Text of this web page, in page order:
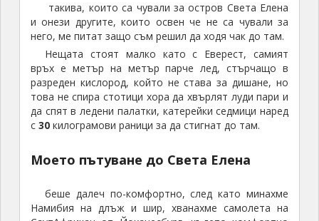
такива, които са чували за остров Света Елена
и онези другите, които освен че не са чували за
него, ме питат защо съм решил да ходя чак до там.
Нещата стоят малко като с Еверест, самият
връх е метър на метър парче лед, стърчащо в
разреден кислород, който не става за дишане, но
това не спира стотици хора да хвърлят луди пари и
да спят в ледени палатки, катерейки седмици наред
с 30 килограмови раници за да стигнат до там.
Моето пътуване до Света Елена
беше далеч по-комфортно, след като минахме
Намибия на длъж и шир, хванахме самолета на